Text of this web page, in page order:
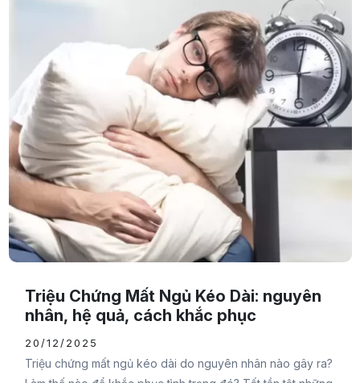
Triệu Chứng Mất Ngủ Kéo Dài: nguyên
nhân, hệ quả, cách khắc phục
20/12/2025
Triệu chứng mất ngủ kéo dài do nguyên nhân nào gây ra?